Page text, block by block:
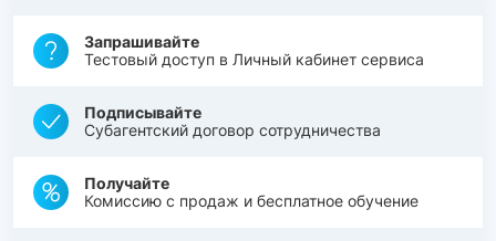
Запрашивайте
Тестовый доступ в Личный кабинет сервиса
Подписывайте
Субагентский договор сотрудничества
Получайте
Комиссию с продаж и бесплатное обучение